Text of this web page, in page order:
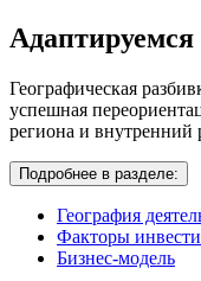
Адаптируемся
Географическая
успешная
региона и внутренний
Подробнее в разделе:
География
Факторы
Бизнес-модель